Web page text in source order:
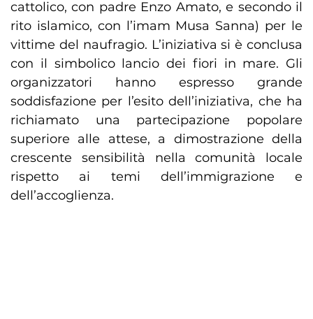
cattolico, con padre Enzo Amato, e secondo il
rito islamico, con l’imam Musa Sanna) per le
vittime del naufragio. L’iniziativa si è conclusa
con il simbolico lancio dei fiori in mare. Gli
organizzatori hanno espresso grande
soddisfazione per l’esito dell’iniziativa, che ha
richiamato una partecipazione popolare
superiore alle attese, a dimostrazione della
crescente sensibilità nella comunità locale
rispetto ai temi dell’immigrazione e
dell’accoglienza.